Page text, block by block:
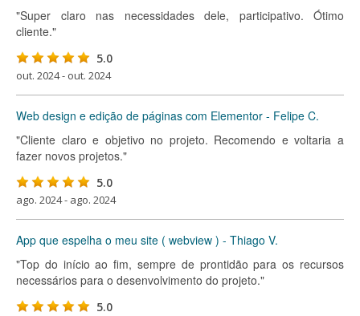
"Super claro nas necessidades dele, participativo. Ótimo
cliente."
5.0
out. 2024 - out. 2024
Web design e edição de páginas com Elementor - Felipe C.
"Cliente claro e objetivo no projeto. Recomendo e voltaria a
fazer novos projetos."
5.0
ago. 2024 - ago. 2024
App que espelha o meu site ( webview ) - Thiago V.
"Top do início ao fim, sempre de prontidão para os recursos
necessários para o desenvolvimento do projeto."
5.0